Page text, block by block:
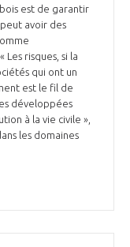
est de garantir
avoir des
Les risques, si la
qui ont un
est le fil de
développées
à la vie civile »,
les domaines